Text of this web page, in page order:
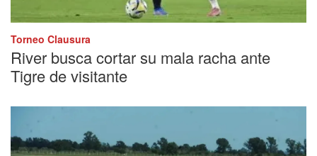
Torneo Clausura
River busca cortar su mala racha ante
Tigre de visitante